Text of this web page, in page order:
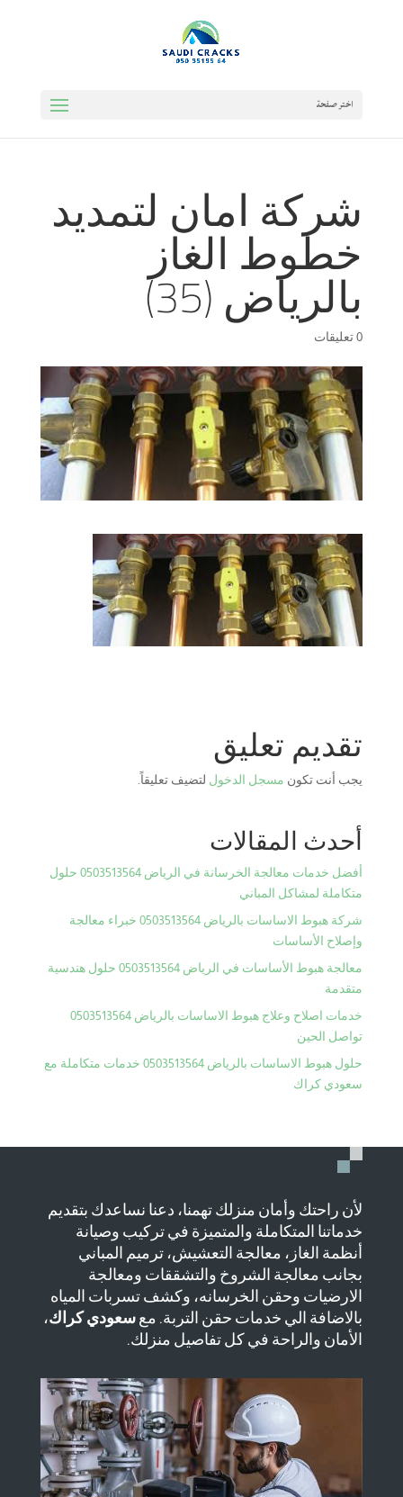
اختر صفحة
شركة امان لتمديد
خطوط الغاز
بالرياض (35)0 تعليقات
تقديم تعليق
يجب أنت تكون مسجل الدخول لتضيف تعليقاً.
أحدث المقالات
أفضل خدمات معالجة الخرسانة في الرياض 0503513564 حلول
متكاملة لمشاكل المباني
شركة هبوط الاساسات بالرياض 0503513564 خبراء معالجة
وإصلاح الأساسات
معالجة هبوط الأساسات في الرياض 0503513564 حلول هندسية
متقدمة
خدمات اصلاح وعلاج هبوط الاساسات بالرياض 0503513564
تواصل الحين
حلول هبوط الاساسات بالرياض 0503513564 خدمات متكاملة مع
سعودي كراك
لأن راحتك وأمان منزلك تهمنا، دعنا نساعدك بتقديم
خدماتنا المتكاملة والمتميزة في تركيب وصيانة
أنظمة الغاز، معالجة التعشيش، ترميم المباني
بجانب معالجة الشروخ والتشققات ومعالجة
الارضيات وحقن الخرسانه، وكشف تسربات المياه
بالاضافة الي خدمات حقن التربة. مع سعودي كراك،
الأمان والراحة في كل تفاصيل منزلك.